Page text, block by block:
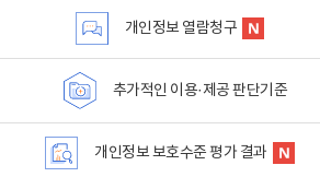
개인정보 열람청구
추가적인 이용·제공 판단기준
개인정보 보호수준 평가 결과